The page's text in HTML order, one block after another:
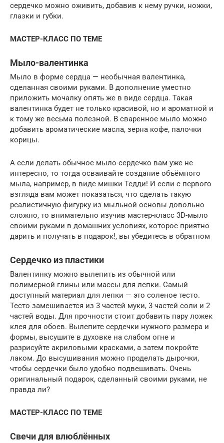
сердечко можно оживить, добавив к нему ручки, ножки,
глазки и губки.
МАСТЕР-КЛАСС ПО ТЕМЕ
Мыло-валентинка
Мыло в форме сердца — необычная валентинка,
сделанная своими руками. В дополнение уместно
приложить мочалку опять же в виде сердца. Такая
валентинка будет не только красивой, но и ароматной и
к тому же весьма полезной. В сваренное мыло можно
добавить ароматические масла, зерна кофе, палочки
корицы.
А если делать обычное мыло-сердечко вам уже не
интересно, то тогда осваивайте создание объёмного
мыла, например, в виде мишки Тедди! И если с первого
взгляда вам может показаться, что сделать такую
реалистичную фигурку из мыльной основы довольно
сложно, то внимательно изучив мастер-класс 3D-мыло
своими руками в домашних условиях, которое приятно
дарить и получать в подарок!, вы убедитесь в обратном
Сердечко из пластики
Валентинку можно вылепить из обычной или
полимерной глины или массы для лепки. Самый
доступный материал для лепки — это соленое тесто.
Тесто замешивается из 3 частей муки, 3 частей соли и 2
частей воды. Для прочности стоит добавить пару ложек
клея для обоев. Вылепите сердечки нужного размера и
формы, высушите в духовке на слабом огне и
разрисуйте акриловыми красками, а затем покройте
лаком. До высушивания можно проделать дырочки,
чтобы сердечки было удобно подвешивать. Очень
оригинальный подарок, сделанный своими руками, не
правда ли?
МАСТЕР-КЛАСС ПО ТЕМЕ
Свечи для влюблённых